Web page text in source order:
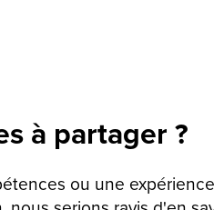
à partager ?
ou une